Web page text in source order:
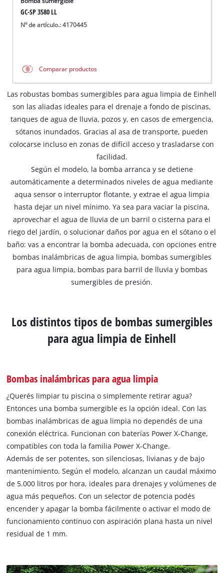
GC-SP 3580 LL
Nº de artículo.: 4170445
Comparar productos
Las robustas bombas sumergibles para agua limpia de Einhell
son las aliadas ideales para el drenaje a fondo de piscinas,
tanques de agua de lluvia, pozos y, en casos de emergencia,
sótanos inundados. Gracias al asa de transporte, pueden
colocarse incluso en zonas de difícil acceso y trasladarse con
facilidad.
Según el modelo, la bomba arranca y se detiene
automáticamente a determinados niveles de agua mediante
aqua sensor o interruptor flotante, y extrae el agua limpia
hasta dejar un nivel mínimo. Ya sea para vaciar la piscina,
aprovechar el agua de lluvia de un barril o cisterna para el
riego del jardín, o solucionar daños por agua en el sótano o el
baño: vas a encontrar la bomba adecuada, con opciones entre
bombas inalámbricas de agua limpia, bombas sumergibles
para agua limpia, bombas para barril de lluvia y bombas
sumergibles de presión.
Los distintos tipos de bombas sumergibles
para agua limpia de Einhell
Bombas inalámbricas para agua limpia
¿Querés limpiar tu piscina o simplemente retirar agua?
Entonces una bomba sumergible es la opción ideal. Con las
bombas inalámbricas de agua limpia no dependés de una
conexión eléctrica. Funcionan con baterías Power X-Change,
compatibles con toda la familia Power X-Change.
Además de ser potentes, son silenciosas, livianas y de bajo
mantenimiento. Según el modelo, alcanzan un caudal máximo
de 5.000 litros por hora, ideales para drenajes y volúmenes de
agua más pequeños. Con un selector de potencia podés
encender y apagar la bomba fácilmente o activar el modo de
funcionamiento continuo con aspiración plana hasta un nivel
residual de 1 mm.